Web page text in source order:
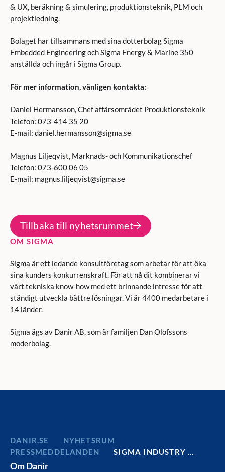
& UX, beräkning & simulering, produktionsteknik, PLM och
projektledning.
Bolaget har tillsammans med sina dotterbolag Sigma
Embedded Engineering och Sigma Energy & Marine 350
anställda och ingår i Sigma Group.
För mer information, vänligen kontakta:
Daniel Hermansson, Chef affärsområdet Produktionsteknik
Telefon: 073-414 35 20
E-mail: daniel.hermansson@sigma.se
Magnus Liljeqvist, Marknads- och Kommunikationschef
Telefon: 073-600 06 05
E-mail: magnus.liljeqvist@sigma.se
Tillbaka till nyhetsrummet
OM SIGMA
Sigma är ett ledande konsultföretag som arbetar för att öka
sina kunders konkurrenskraft. För att nå dit kombinerar vi
vårt tekniska know-how med ett brinnande intresse för att
ständigt utveckla bättre lösningar. Vi är 4400 medarbetare i
14 länder.
Sigma ägs av Danir AB, som är familjen Dan Olofssons
moderbolag.
DANIR
NYHETSRUM
PRESSMEDDELANDEN
SIGMA INDUSTRY …
Om Danir